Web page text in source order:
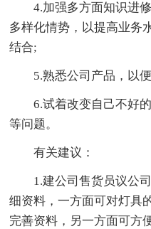
4.加强多方面知识进
多样化情势，以提高业务
结合;
5.熟悉公司产品，以
6.试着改变自己不好
等问题。
有关建议：
1.建公司售货员议公
细资料，一方面可对灯具
完善资料，另一方面可方